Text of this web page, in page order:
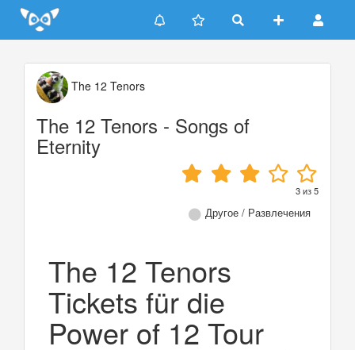
Update cookies preferences
The 12 Tenors
The 12 Tenors - Songs of
Eternity
3из5
Другое / Развлечения
The 12 Tenors
Tickets für die
Power of 12 Tour